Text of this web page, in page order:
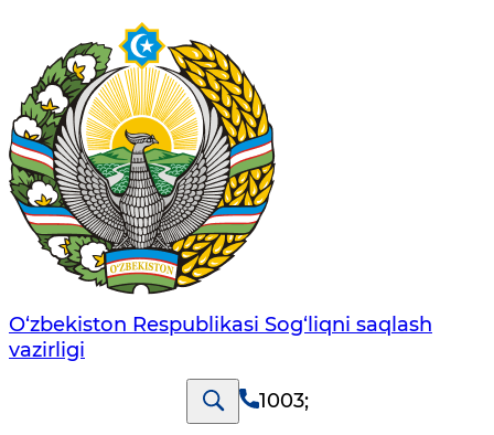
O‘zbеkistоn Rеspublikаsi Sоg‘liqni saqlash
vаzirligi
1003;